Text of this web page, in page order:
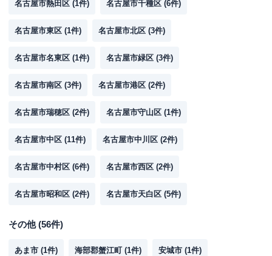
名古屋市熱田区 (1件) 名古屋市千種区 (6件)
名古屋市東区 (1件) 名古屋市北区 (3件)
名古屋市名東区 (1件) 名古屋市緑区 (3件)
名古屋市南区 (3件) 名古屋市港区 (2件)
名古屋市瑞穂区 (2件) 名古屋市守山区 (1件)
名古屋市中区 (11件) 名古屋市中川区 (2件)
名古屋市中村区 (6件) 名古屋市西区 (2件)
名古屋市昭和区 (2件) 名古屋市天白区 (5件)
その他(56件)
あま市 (1件) 海部郡蟹江町 (1件) 安城市 (1件)